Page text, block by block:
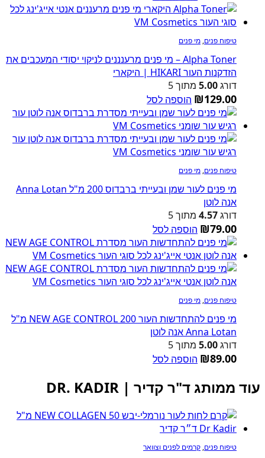
טיפוח פנים, מי פנים
Alpha Toner – מי פנים מרענננים לניקוי יסודי המעכבים את
הזדקנות העור HIKARI | היקארי
דורג5.00 מתוך 5
₪129.00 הוספה לסל
טיפוח פנים, מי פנים
מי פנים לעור שמן ובעייתי ברבדוס 200 מ"ל Anna Lotan
אנה לוטן
דורג4.57 מתוך 5
₪79.00 הוספה לסל
טיפוח פנים, מי פנים
מי פנים להתחדשות העור NEW AGE CONTROL 200 מ"ל
Anna Lotan אנה לוטן
דורג5.00 מתוך 5
₪89.00 הוספה לסל
עוד ממותג ד"ר קדיר | DR. KADIR
טיפוח פנים, קרמים לפנים וצוואר